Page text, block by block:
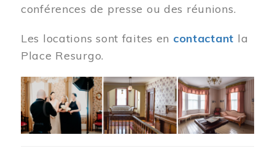
conférences de presse ou des réunions.
Les locations sont faites en contactant la
Place Resurgo.
Image